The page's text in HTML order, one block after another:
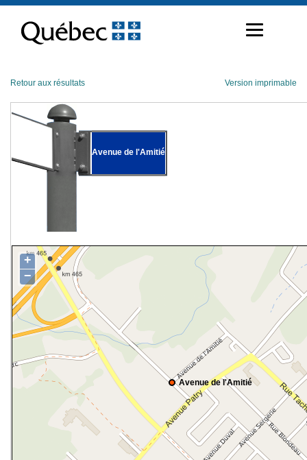
contenu
Retour aux résultats Version imprimable
Avenue de l'Amitié
Avenue de l'Amitié
+
−